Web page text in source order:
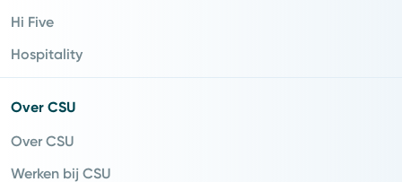
Hi Five
Hospitality
Over CSU
Over CSU
Werken bij CSU